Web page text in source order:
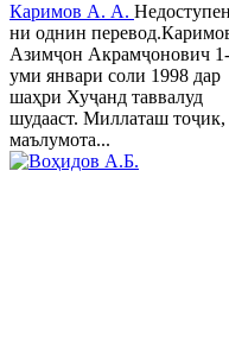
Каримов А. А. Недоступен
ни однин
Азимҷон Акрамҷонович 1-
уми январи соли 1998 дар
шаҳри Хуҷанд таввалуд
шудааст. Миллаташ тоҷик,
маълумота...